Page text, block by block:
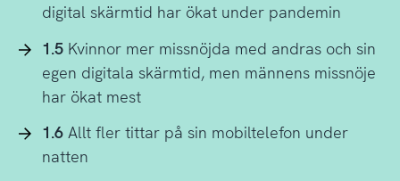
digital skärmtid har ökat under pandemin
1.5Kvinnor mer missnöjda med andras och sin
egen digitala skärmtid, men männens missnöje
har ökat mest
1.6Allt fler tittar på sin mobiltelefon under
natten